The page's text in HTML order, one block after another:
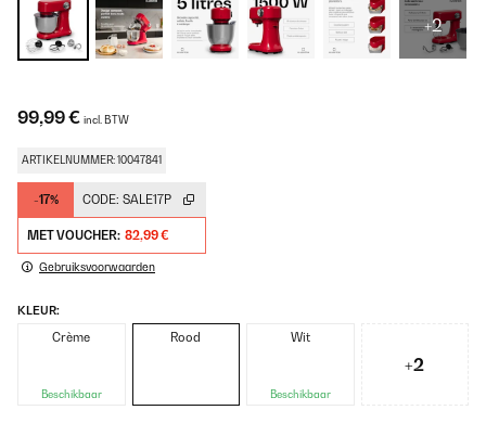
+2
99,99 € incl. BTW
ARTIKELNUMMER: 10047841
-17% CODE: SALE17P
MET VOUCHER: 82,99 €
Gebruiksvoorwaarden
KLEUR:
Crème
Beschikbaar
Rood Wit
Beschikbaar
+2